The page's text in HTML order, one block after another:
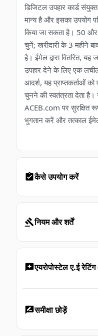
डिजिटल उपहार कार्ड
मान्य है और इसका उपयोग
किया जा सकता है। 50
चुनें; खरीदारी के 3 महीने
है। ईमेल द्वारा वितरित,
उपहार देने के लिए एक
आदर्श, यह प्राप्तकर्ताओं
चुनने की स्वतंत्रता देता है।
ACEB.com पर सुरक्षित
भुगतान करें और तत्काल ईमेल
कैसे उपयोग करें
नियम और शर्तें
एयरोपोस्टेल ए.ई
समीक्षा छोड़ें